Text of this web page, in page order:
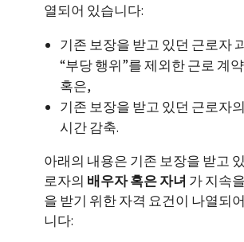
열되어 있습니다:
기존 보장을 받고 있던 근로자
“부당 행위”를 제외한 근로 계
혹은,
기존 보장을 받고 있던 근로자
시간 감축.
아래의 내용은 기존 보장을 받고
로자의 배우자 혹은 자녀 가 지속
을 받기 위한 자격 요건이 나열되
니다: